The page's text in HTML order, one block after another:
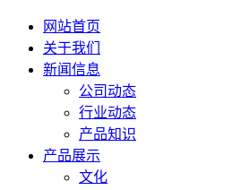
网站首页
关于我们
新闻信息
公司动态
行业动态
产品知识
产品展示
文化